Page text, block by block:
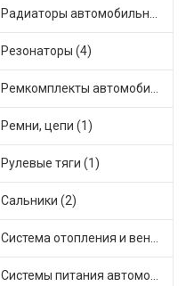
Радиаторы автомобильные (10)
Резонаторы (4)
Ремкомплекты автомобильные (7)
Ремни, цепи (1)
Рулевые тяги (1)
Сальники (2)
Система отопления и вентиляции (4)
Системы питания автомобиля (10)